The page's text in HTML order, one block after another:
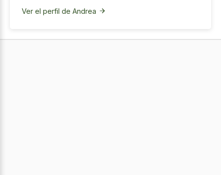
Ver el perfil de Andrea